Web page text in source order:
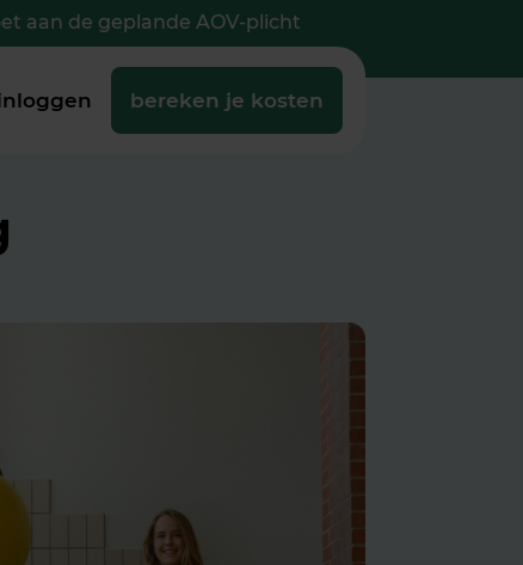
aan de geplande AOV-plicht
bereken je kosten